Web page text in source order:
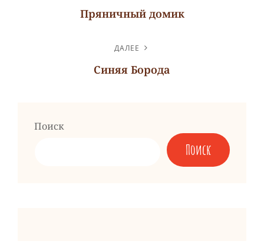
Пряничный домик
ДАЛЕЕ
Синяя Борода
Поиск
Поиск